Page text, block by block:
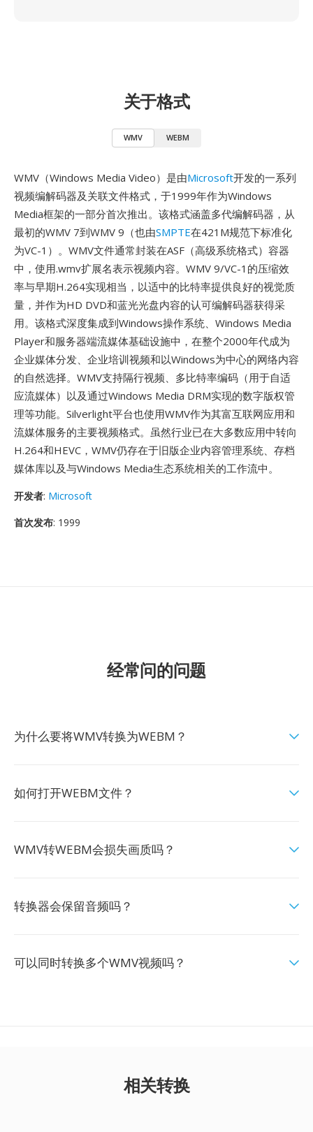
关于格式
WMV WEBM
WMV（Windows Media Video）是由Microsoft开发的一系列
视频编解码器及关联文件格式，于1999年作为Windows
Media框架的一部分首次推出。该格式涵盖多代编解码器，从
最初的WMV 7到WMV 9（也由SMPTE在421M规范下标准化
为VC-1）。WMV文件通常封装在ASF（高级系统格式）容器
中，使用.wmv扩展名表示视频内容。WMV 9/VC-1的压缩效
率与早期H.264实现相当，以适中的比特率提供良好的视觉质
量，并作为HD DVD和蓝光光盘内容的认可编解码器获得采
用。该格式深度集成到Windows操作系统、Windows Media
Player和服务器端流媒体基础设施中，在整个2000年代成为
企业媒体分发、企业培训视频和以Windows为中心的网络内容
的自然选择。WMV支持隔行视频、多比特率编码（用于自适
应流媒体）以及通过Windows Media DRM实现的数字版权管
理等功能。Silverlight平台也使用WMV作为其富互联网应用和
流媒体服务的主要视频格式。虽然行业已在大多数应用中转向
H.264和HEVC，WMV仍存在于旧版企业内容管理系统、存档
媒体库以及与Windows Media生态系统相关的工作流中。
开发者: Microsoft
首次发布: 1999
经常问的问题
为什么要将WMV转换为WEBM？
如何打开WEBM文件？
WMV转WEBM会损失画质吗？
转换器会保留音频吗？
可以同时转换多个WMV视频吗？
相关转换